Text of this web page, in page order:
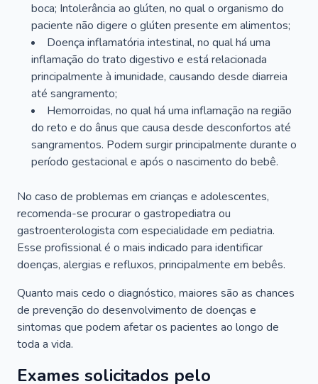
boca; Intolerância ao glúten, no qual o organismo do
paciente não digere o glúten presente em alimentos;
Doença inflamatória intestinal, no qual há uma
inflamação do trato digestivo e está relacionada
principalmente à imunidade, causando desde diarreia
até sangramento;
Hemorroidas, no qual há uma inflamação na região
do reto e do ânus que causa desde desconfortos até
sangramentos. Podem surgir principalmente durante o
período gestacional e após o nascimento do bebê.
No caso de problemas em crianças e adolescentes,
recomenda-se procurar o gastropediatra ou
gastroenterologista com especialidade em pediatria.
Esse profissional é o mais indicado para identificar
doenças, alergias e refluxos, principalmente em bebês.
Quanto mais cedo o diagnóstico, maiores são as chances
de prevenção do desenvolvimento de doenças e
sintomas que podem afetar os pacientes ao longo de
toda a vida.
Exames solicitados pelo